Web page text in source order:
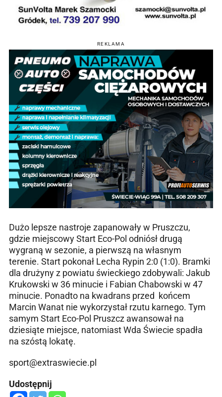
REKLAMA
Dużo lepsze nastroje zapanowały w Pruszczu,
gdzie miejscowy Start Eco-Pol odniósł drugą
wygraną w sezonie, a pierwszą na własnym
terenie. Start pokonał Lecha Rypin 2:0 (1:0). Bramki
dla drużyny z powiatu świeckiego zdobywali: Jakub
Krukowski w 36 minucie i Fabian Chabowski w 47
minucie. Ponadto na kwadrans przed końcem
Marcin Wanat nie wykorzystał rzutu karnego. Tym
samym Start Eco-Pol Pruszcz awansował na
dziesiąte miejsce, natomiast Wda Świecie spadła
na szóstą lokatę.
sport@extraswiecie.pl
Udostępnij